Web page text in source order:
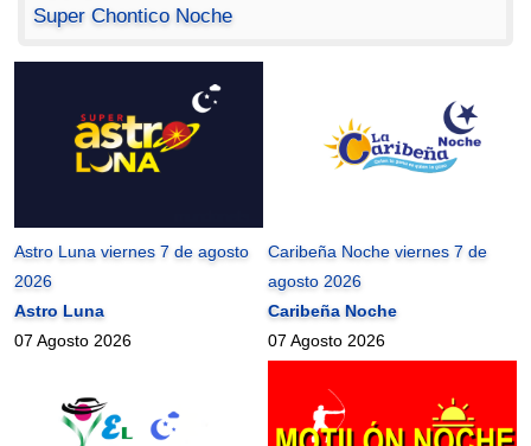
Super Chontico Noche
Astro Luna viernes 7 de agosto
2026
Astro Luna
07 Agosto 2026
Caribeña Noche viernes 7 de
agosto 2026
Caribeña Noche
07 Agosto 2026